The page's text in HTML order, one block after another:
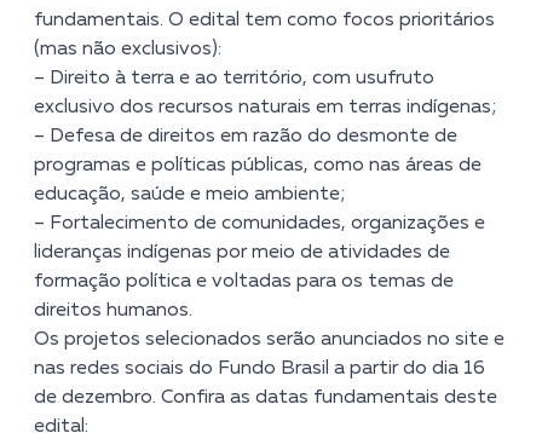
fundamentais. O edital tem como focos prioritários
(mas não exclusivos):
– Direito à terra e ao território, com usufruto
exclusivo dos recursos naturais em terras indígenas;
– Defesa de direitos em razão do desmonte de
programas e políticas públicas, como nas áreas de
educação, saúde e meio ambiente;
– Fortalecimento de comunidades, organizações e
lideranças indígenas por meio de atividades de
formação política e voltadas para os temas de
direitos humanos.
Os projetos selecionados serão anunciados no site e
nas redes sociais do Fundo Brasil a partir do dia 16
de dezembro. Confira as datas fundamentais deste
edital: